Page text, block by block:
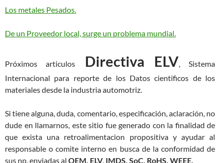
Los metales Pesados.
De un Proveedor local, surge un problema mundial.
Próximos articulos Directiva ELV, Sistema
Internacional para reporte de los Datos cientificos de los
materiales desde la industria automotriz.
Si tiene alguna, duda, comentario, especificación, aclaración, no
dude en llamarnos, este sitio fue generado con la finalidad de
que exista una retroalimentacion propositiva y ayudar al
responsable o comite interno en busca de la conformidad de
sus np, enviadas al OEM, ELV, IMDS, SoC, RoHS, WEEE.